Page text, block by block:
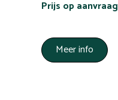
Prijs op aanvraag
Meer info